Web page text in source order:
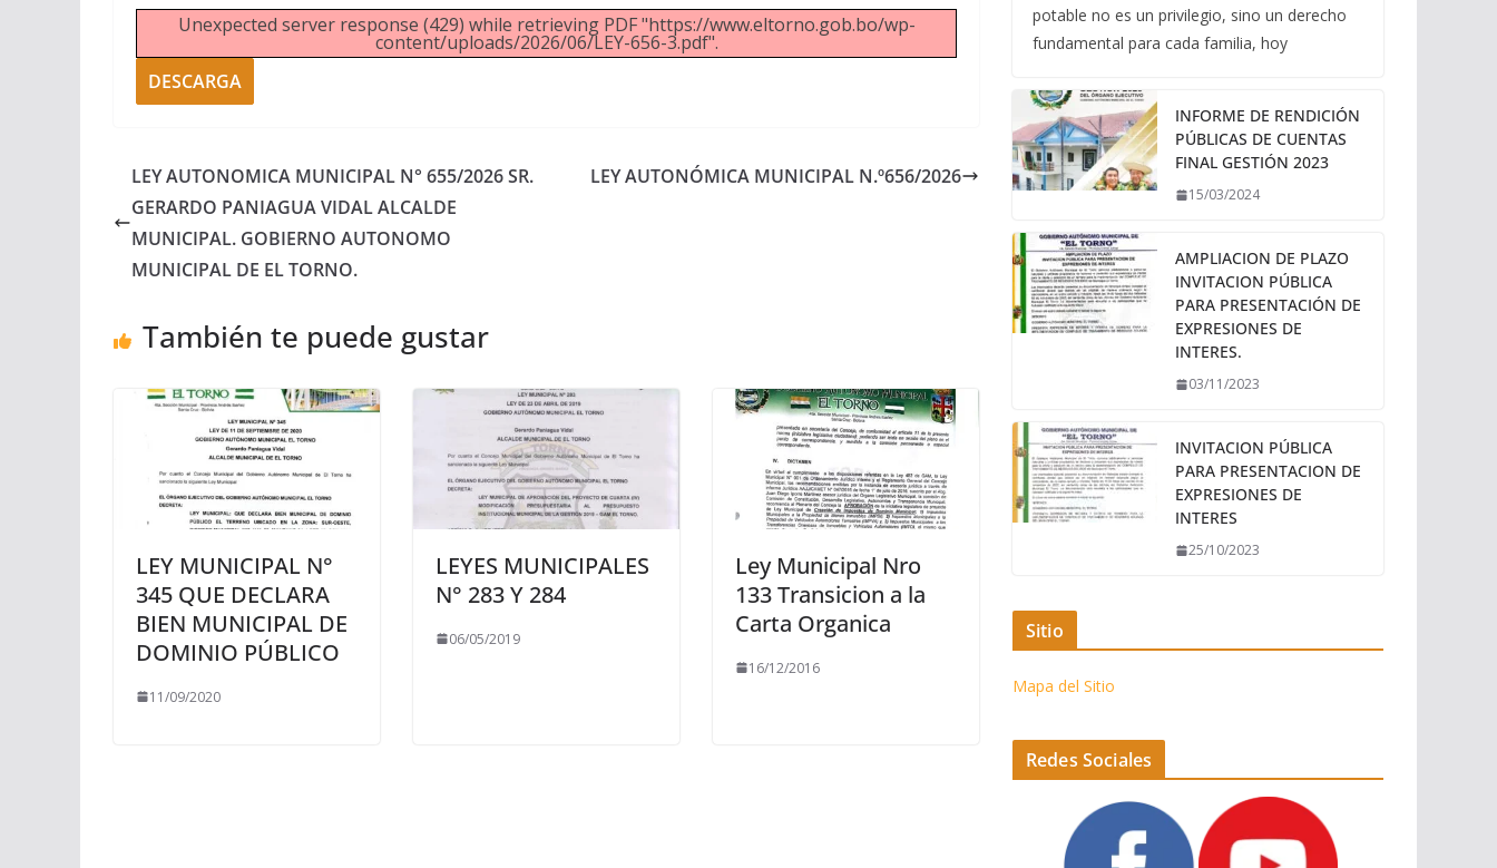
Unexpected server response (429) while retrieving PDF "https://www.eltorno.gob.bo/wp-
content/uploads/2026/06/LEY-656-3.pdf".
DESCARGA
LEY AUTONOMICA MUNICIPAL N° 655/2026 SR.
GERARDO PANIAGUA VIDAL ALCALDE
MUNICIPAL. GOBIERNO AUTONOMO
MUNICIPAL DE EL TORNO.
LEY AUTONÓMICA MUNICIPAL N.º656/2026
También te puede gustar
LEY MUNICIPAL N°
345 QUE DECLARA
BIEN MUNICIPAL DE
DOMINIO PÚBLICO
11/09/2020
LEYES MUNICIPALES
N° 283 Y 284
06/05/2019
Ley Municipal Nro
133 Transicion a la
Carta Organica
16/12/2016
potable no es un privilegio, sino un derecho
fundamental para cada familia, hoy
INFORME DE RENDICIÓN
PÚBLICAS DE CUENTAS
FINAL GESTIÓN 2023
15/03/2024
AMPLIACION DE PLAZO
INVITACION PÚBLICA
PARA PRESENTACIÓN DE
EXPRESIONES DE
INTERES.
03/11/2023
INVITACION PÚBLICA
PARA PRESENTACION DE
EXPRESIONES DE
INTERES
25/10/2023
Sitio
Mapa del Sitio
Redes Sociales